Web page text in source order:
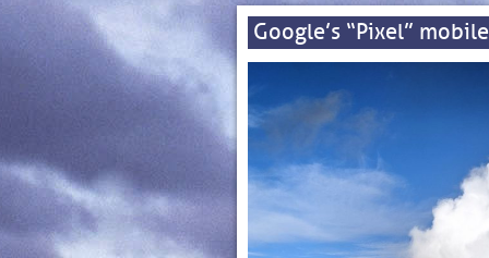
Google’s “Pixel”